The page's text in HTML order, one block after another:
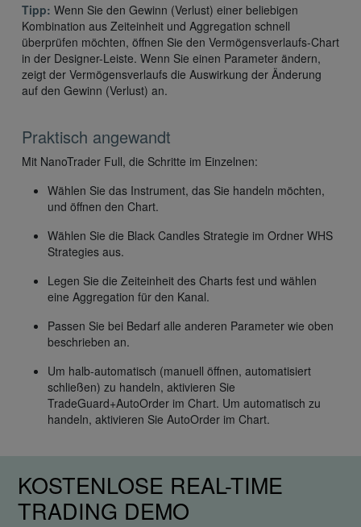
Tipp: Wenn Sie den Gewinn (Verlust) einer beliebigen
Kombination aus Zeiteinheit und Aggregation schnell
überprüfen möchten, öffnen Sie den Vermögensverlaufs-Chart
in der Designer-Leiste. Wenn Sie einen Parameter ändern,
zeigt der Vermögensverlaufs die Auswirkung der Änderung
auf den Gewinn (Verlust) an.
Praktisch angewandt
Mit NanoTrader Full, die Schritte im Einzelnen:
Wählen Sie das Instrument, das Sie handeln möchten,
und öffnen den Chart.
Wählen Sie die Black Candles Strategie im Ordner WHS
Strategies aus.
Legen Sie die Zeiteinheit des Charts fest und wählen
eine Aggregation für den Kanal.
Passen Sie bei Bedarf alle anderen Parameter wie oben
beschrieben an.
Um halb-automatisch (manuell öffnen, automatisiert
schließen) zu handeln, aktivieren Sie
TradeGuard+AutoOrder im Chart. Um automatisch zu
handeln, aktivieren Sie AutoOrder im Chart.
KOSTENLOSE REAL-TIME
TRADING DEMO